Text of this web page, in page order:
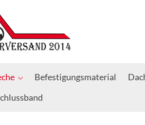
Befestigungsmaterial